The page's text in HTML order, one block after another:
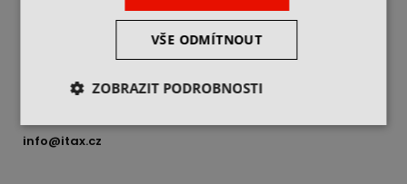
ITAX PRECISION s.r.o.
IČ: 25062760
DIČ: CZ25062760
info@itax.cz
REKLAMAČNÍ ŘÁD
OCHRANA OSOBNÍCH
ÚDAJŮ
PODROBNĚ O COOKIES
VŠE ODMÍTNOUT
ZOBRAZIT PODROBNOSTI